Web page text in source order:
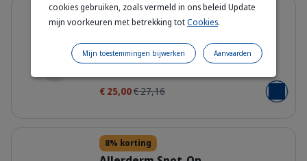
8% korting
Allerderm Alle Vachttypen
Shampoo - Katten en Honden
€ 25,00€ 27,16 Voeg
8% korting
cookies gebruiken, zoals vermeld in ons beleid Update
mijn voorkeuren met betrekking totCookies.
Aanvaarden
Mijn toestemmingen bijwerken